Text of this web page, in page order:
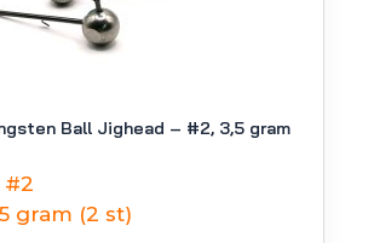
Ball Jighead – #2, 3,5 gram
#2
gram (2 st)